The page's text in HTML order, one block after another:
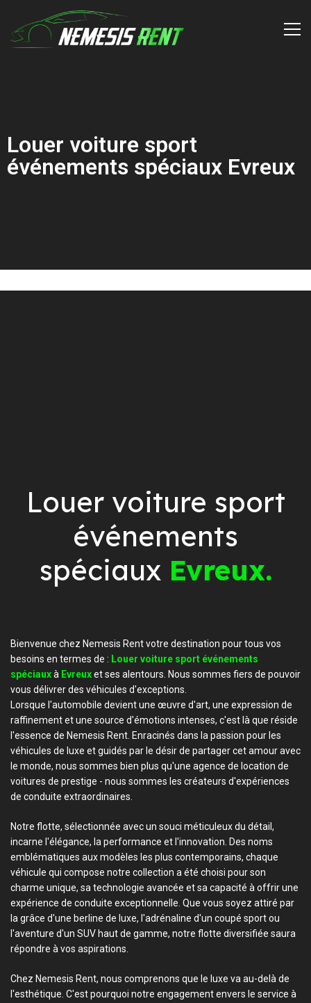
Louer voiture sport
événements spéciaux Evreux
Louer voiture sport
événements
spéciaux Evreux.
Bienvenue chez Nemesis Rent votre destination pour tous vos
besoins en termes de : Louer voiture sport événements
spéciauxà Evreuxet ses alentours. Nous sommes fiers de pouvoir
vous délivrer des véhicules d'exceptions.
Lorsque l'automobile devient une œuvre d'art, une expression de
raffinement et une source d'émotions intenses, c'est là que réside
l'essence de Nemesis Rent. Enracinés dans la passion pour les
véhicules de luxe et guidés par le désir de partager cet amour avec
le monde, nous sommes bien plus qu'une agence de location de
voitures de prestige - nous sommes les créateurs d'expériences
de conduite extraordinaires.
Notre flotte, sélectionnée avec un souci méticuleux du détail,
incarne l'élégance, la performance et l'innovation. Des noms
emblématiques aux modèles les plus contemporains, chaque
véhicule qui compose notre collection a été choisi pour son
charme unique, sa technologie avancée et sa capacité à offrir une
expérience de conduite exceptionnelle. Que vous soyez attiré par
la grâce d'une berline de luxe, l'adrénaline d'un coupé sport ou
l'aventure d'un SUV haut de gamme, notre flotte diversifiée saura
répondre à vos aspirations.
Chez Nemesis Rent, nous comprenons que le luxe va au-delà de
l'esthétique. C'est pourquoi notre engagement envers le service à